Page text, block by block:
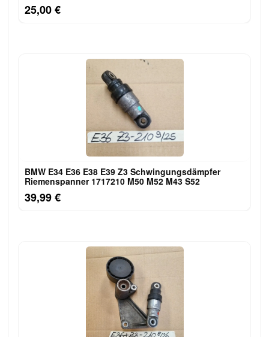
25,00 €
BMW E34 E36 E38 E39 Z3 Schwingungsdämpfer
Riemenspanner 1717210 M50 M52 M43 S52
39,99 €